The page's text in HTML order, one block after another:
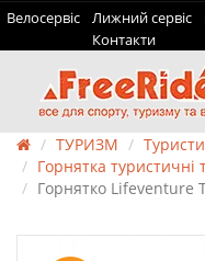
Велосервіс Лижний сервіс
Контакти
ТУРИЗМ
Горнятка туристичні
Горнятко Lifeventure